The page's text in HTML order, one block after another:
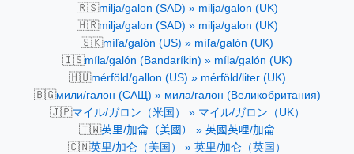
🇷🇸milja/galon (SAD) » milja/galon (UK)
🇭🇷milja/galon (SAD) » milja/galon (UK)
🇸🇰míľa/galón (US) » míľa/galón (UK)
🇮🇸míla/galón (Bandaríkin) » míla/galón (UK)
🇭🇺mérföld/gallon (US) » mérföld/liter (UK)
🇧🇬мили/галон (САЩ) » мила/галон (Великобритания)
🇯🇵マイル/ガロン（米国） » マイル/ガロン（UK）
🇹🇼英里/加侖（美國） » 英國英哩/加侖
🇨🇳英里/加仑（美国） » 英里/加仑（英国）